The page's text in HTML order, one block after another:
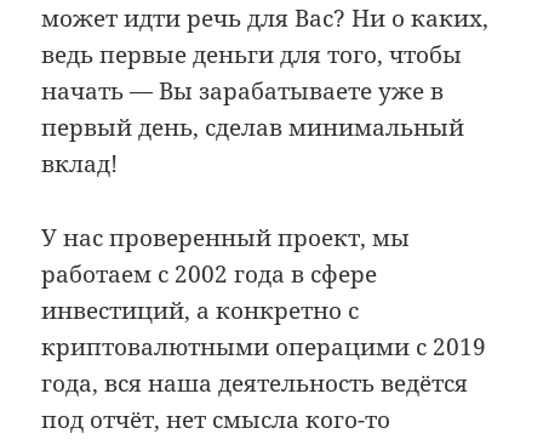
может идти речь для Вас? Ни о каких,
ведь первые деньги для того, чтобы
начать — Вы зарабатываете уже в
первый день, сделав минимальный
вклад!
У нас проверенный проект, мы
работаем с 2002 года в сфере
инвестиций, а конкретно с
криптовалютными операцими с 2019
года, вся наша деятельность ведётся
под отчёт, нет смысла кого-то